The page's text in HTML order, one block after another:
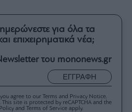
για όλα τα
επιχειρηματικά νέα;
του mononews.gr
ΕΓΓΡΑΦΗ
agree to our Terms and Privacy Notice.
site is protected by reCAPTCHA and the
and Terms of Service apply.